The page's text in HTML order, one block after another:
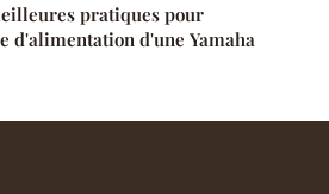
pratiques pour
d'alimentation d'une Yamaha